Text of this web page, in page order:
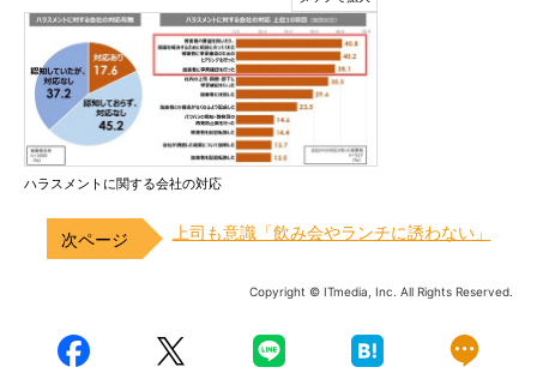
ハラスメントに関する会社の対応
上司も意識「飲み会やランチに誘わない」
Copyright © ITmedia, Inc. All Rights Reserved.